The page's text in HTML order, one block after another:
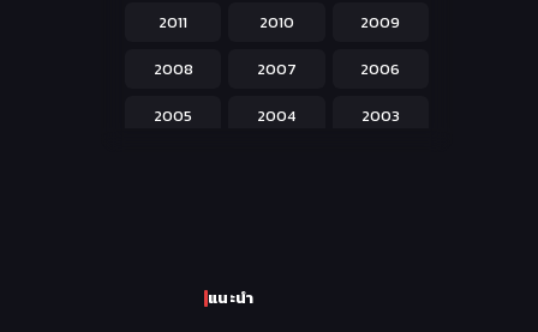
Kids สำหรับเด็ก 227
Magic เวทย์มนต์ 108
Martial Arts ศิลปะการต่อสู้ 38
Mystery ลึกลับ
2011 2010 2009
2008 2007 2006
2005 2004 2003
แนะนำ